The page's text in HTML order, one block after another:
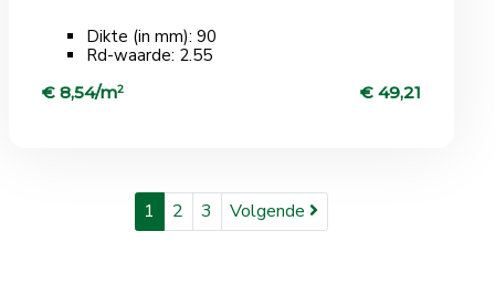
Dikte (in mm): 90
Rd-waarde: 2.55
€ 8,54/m2 € 49,21
1 2 3 Volgende